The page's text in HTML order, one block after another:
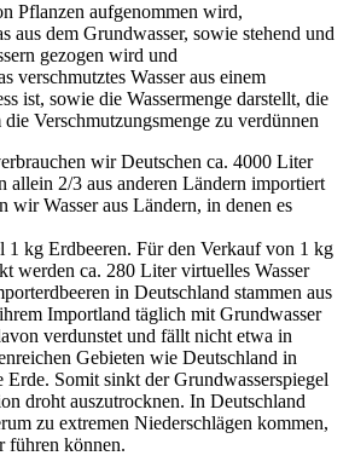
Pflanzen aufgenommen wird,
aus dem Grundwasser, sowie stehend und
gezogen wird und
verschmutztes Wasser aus einem
ist, sowie die Wassermenge darstellt, die
Verschmutzungsmenge zu verdünnen
wir Deutschen ca. 4000 Liter
allein 2/3 aus anderen Ländern importiert
wir Wasser aus Ländern, in denen es
1 kg Erdbeeren. Für den Verkauf von 1 kg
werden ca. 280 Liter virtuelles Wasser
in Deutschland stammen aus
Importland täglich mit Grundwasser
verdunstet und fällt nicht etwa in
Gebieten wie Deutschland in
Somit sinkt der Grundwasserspiegel
droht auszutrocknen. In Deutschland
zu extremen Niederschlägen kommen,
führen können.